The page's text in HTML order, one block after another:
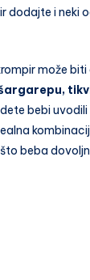
dodajte i neki
može
bebi
beba